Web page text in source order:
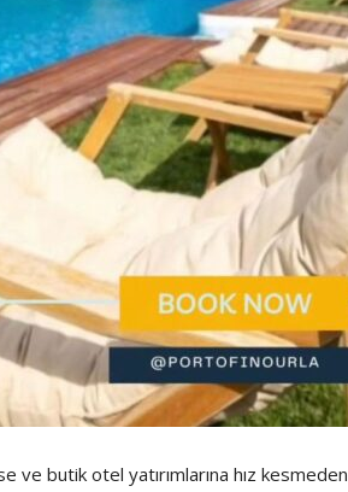
ve butik otel yatırımlarına hız